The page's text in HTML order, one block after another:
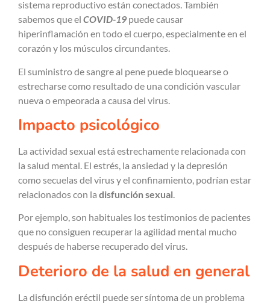
sistema reproductivo están conectados. También
sabemos que el COVID-19puede causar
hiperinflamación en todo el cuerpo, especialmente en el
corazón y los músculos circundantes.
El suministro de sangre al pene puede bloquearse o
estrecharse como resultado de una condición vascular
nueva o empeorada a causa del virus.
Impacto psicológico
La actividad sexual está estrechamente relacionada con
la salud mental. El estrés, la ansiedad y la depresión
como secuelas del virus y el confinamiento, podrían estar
relacionados con la disfunción sexual.
Por ejemplo, son habituales los testimonios de pacientes
que no consiguen recuperar la agilidad mental mucho
después de haberse recuperado del virus.
Deterioro de la salud en general
La disfunción eréctil puede ser síntoma de un problema